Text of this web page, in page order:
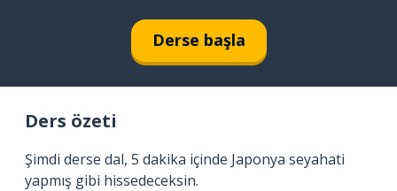
Derse başla
Ders özeti
Şimdi derse dal, 5 dakika içinde Japonya seyahati
yapmış gibi hissedeceksin.